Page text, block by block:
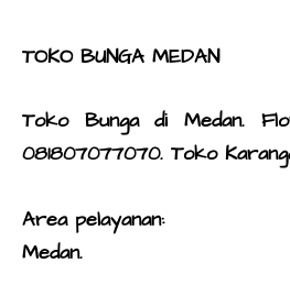
TOKO BUNGA MEDAN
Toko Bunga di Medan.
081807077070. Toko
Area pelayanan:
Medan.